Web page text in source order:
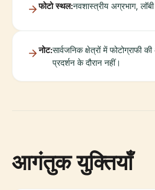
फोटो स्थल:नवशास्त्रीय अग्रभाग,
नोट:सार्वजनिक क्षेत्रों में फोटोग्राफी
प्रदर्शन के दौरान नहीं।
आगंतुक युक्तियाँ